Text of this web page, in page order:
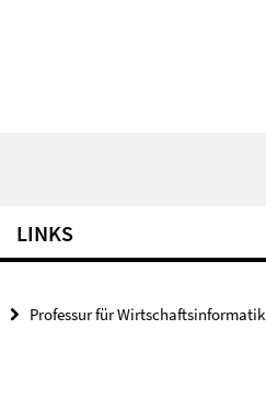
LINKS
Professur für Wirtschaftsinformatik